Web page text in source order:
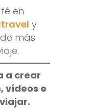
en
y
más
a crear
vídeos e